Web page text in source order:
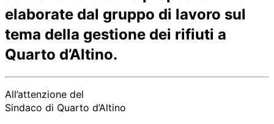
elaborate dal gruppo di lavoro sul
tema della gestione dei rifiuti a
Quarto d’Altino.
All’attenzione del
Sindaco di Quarto d’Altino